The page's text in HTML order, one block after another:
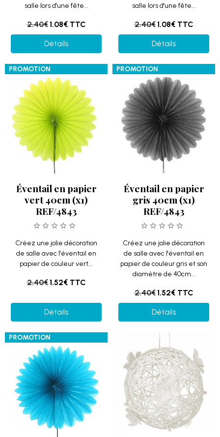
salle lors d'une fête...
2.40€1.08€ TTC
Détails Détails
PROMOTION
Éventail en papier
vert 40cm (x1)
REF/4843
Créez une jolie décoration
de salle avec l'éventail en
papier de couleur vert...
2.40€1.52€ TTC
Détails
PROMOTION
Éventail en papier
gris 40cm (x1)
REF/4843
Créez une jolie décoration
de salle avec l'éventail en
papier de couleur gris et son
diamètre de 40cm...
2.40€1.52€ TTC
Détails
PROMOTION